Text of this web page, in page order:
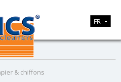
FR
& chiffons